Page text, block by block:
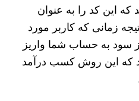
که این کد را به عنوان
زمانی که کاربر مورد
سود به حساب شما واریز
که این روش کسب درآمد